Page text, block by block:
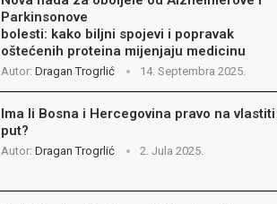
Parkinsonove
bolesti: kako biljni spojevi i popravak
oštećenih proteina mijenjaju medicinu
Autor: Dragan Trogrlić 14. Septembra 2025.
Ima li Bosna i Hercegovina pravo na vlastiti
put?
Autor: Dragan Trogrlić 2. Jula 2025.